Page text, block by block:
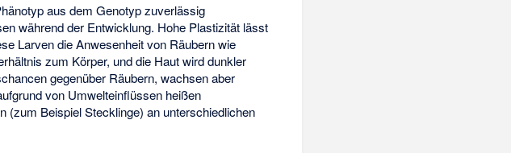
aus dem Genotyp zuverlässig
während der Entwicklung. Hohe Plastizität lässt
Larven die Anwesenheit von Räubern wie
zum Körper, und die Haut wird dunkler
gegenüber Räubern, wachsen aber
von Umwelteinflüssen heißen
(zum Beispiel Stecklinge) an unterschiedlichen